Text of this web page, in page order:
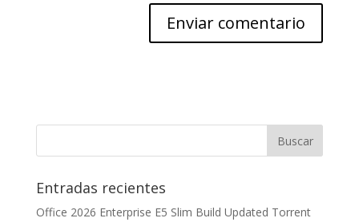
Entradas recientes
Office 2026 Enterprise E5 Slim Build Updated Torrent